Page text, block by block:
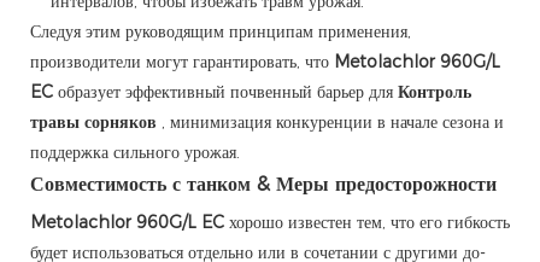
Следуя этим руководящим принципам применения,
производители могут гарантировать, что Metolachlor 960G/L
EC образует эффективный почвенный барьер для Контроль
травы сорняков , минимизация конкуренции в начале сезона и
поддержка сильного урожая.
Совместимость с танком & Меры предосторожности
Metolachlor 960G/L EC хорошо известен тем, что его гибкость
будет использоваться отдельно или в сочетании с другими до-